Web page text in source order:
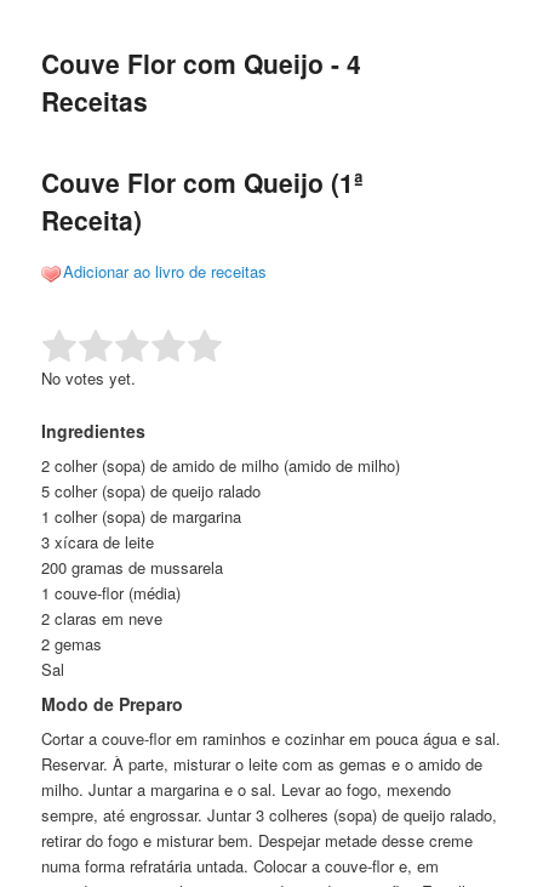
conteúdo
conteúdo
Couve Flor com Queijo - 4
Receitas
Couve Flor com Queijo (1ª
Receita)
Adicionar ao livro de receitas
Rate this item: Submit Rating
No votes yet.
Ingredientes
2 colher (sopa) de amido de milho (amido de milho)
5 colher (sopa) de queijo ralado
1 colher (sopa) de margarina
3 xícara de leite
200 gramas de mussarela
1 couve-flor (média)
2 claras em neve
2 gemas
Sal
Modo de Preparo
Cortar a couve-flor em raminhos e cozinhar em pouca água e sal.
Reservar. À parte, misturar o leite com as gemas e o amido de
milho. Juntar a margarina e o sal. Levar ao fogo, mexendo
sempre, até engrossar. Juntar 3 colheres (sopa) de queijo ralado,
retirar do fogo e misturar bem. Despejar metade desse creme
numa forma refratária untada. Colocar a couve-flor e, em